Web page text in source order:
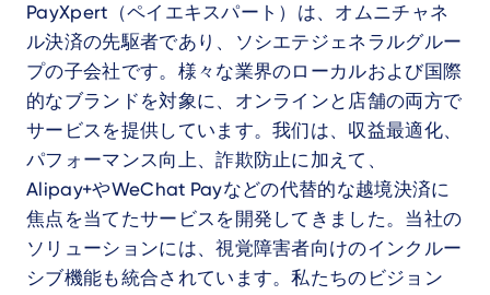
PayXpert（ペイエキスパート）は、オムニチャネ
ル決済の先駆者であり、ソシエテジェネラルグルー
プの子会社です。様々な業界のローカルおよび国際
的なブランドを対象に、オンラインと店舗の両方で
サービスを提供しています。我们は、収益最適化、
パフォーマンス向上、詐欺防止に加えて、
Alipay+やWeChat Payなどの代替的な越境決済に
焦点を当てたサービスを開発してきました。当社の
ソリューションには、視覚障害者向けのインクルー
シブ機能も統合されています。私たちのビジョン